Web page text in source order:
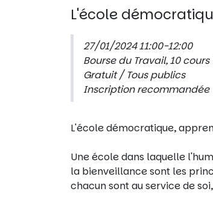
L'école
27/01/2024 11:00-12:00
Bourse du Travail, 10
Gratuit / Tous publics
Inscription recommandée
L'école démocratique,
Une école dans laquelle
la bienveillance sont les
chacun sont au service de